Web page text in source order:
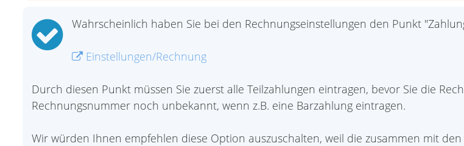
Wahrscheinlich haben Sie bei den Rechnungseinstellungen den Punkt
Einstellungen/Rechnung
Durch diesen Punkt müssen Sie zuerst alle Teilzahlungen eintragen, bevor Sie die
Rechnungsnummer noch unbekannt, wenn z.B. eine Barzahlung eintragen.
Wir würden Ihnen empfehlen diese Option auszuschalten, weil die zusammen mit